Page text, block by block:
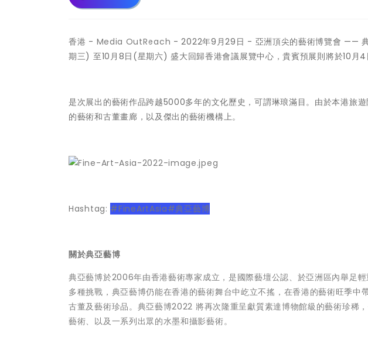
香港 - Media OutReach - 2022年9月29日 - 亞洲頂尖的藝術博覽會 ——
期三) 至10月8日(星期六) 盛大回歸香港會議展覽中心，貴賓預展則將於10月4
是次展出的藝術作品跨越5000多年的文化歷史，可謂琳琅滿目。由於本港旅
的藝術和古董畫廊，以及傑出的藝術機構上。
Hashtag: #FineArtAsia#典亞藝博
關於典亞藝博
典亞藝博於2006年由香港藝術專家成立，是國際藝壇公認、於亞洲區內舉足
多種挑戰，典亞藝博仍能在香港的藝術舞台中屹立不搖，在香港的藝術旺季中
古董及藝術珍品。典亞藝博2022 將再次隆重呈獻質素達博物館級的藝術珍稀
藝術、以及一系列出眾的水墨和攝影藝術。